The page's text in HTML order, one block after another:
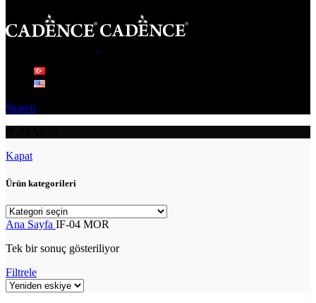
Search
Kapat
Ürün kategorileri
Ana Sayfa IF-04 MOR
Tek bir sonuç gösteriliyor
Filtrele